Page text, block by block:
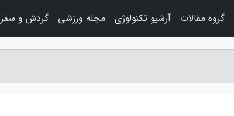
گروه مقالات آرشیو تکنولوژی مجله ورزشی گردش و سفر